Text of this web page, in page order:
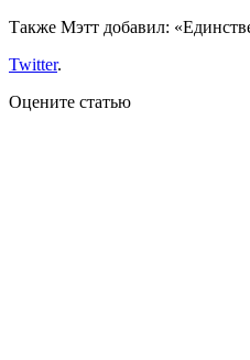
Также Мэтт добавил:
Twitter.
Оцените статью